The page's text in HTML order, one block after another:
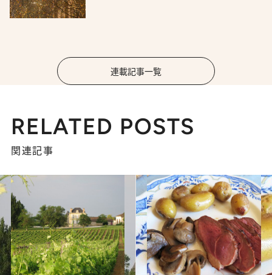
連載記事一覧
RELATED POSTS
関連記事